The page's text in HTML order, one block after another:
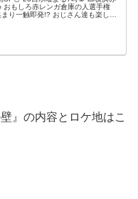
おもしろ赤レンガ倉庫の人選手権
り一触即発!? おじさん達も楽しめ
』の内容とロケ地はこ